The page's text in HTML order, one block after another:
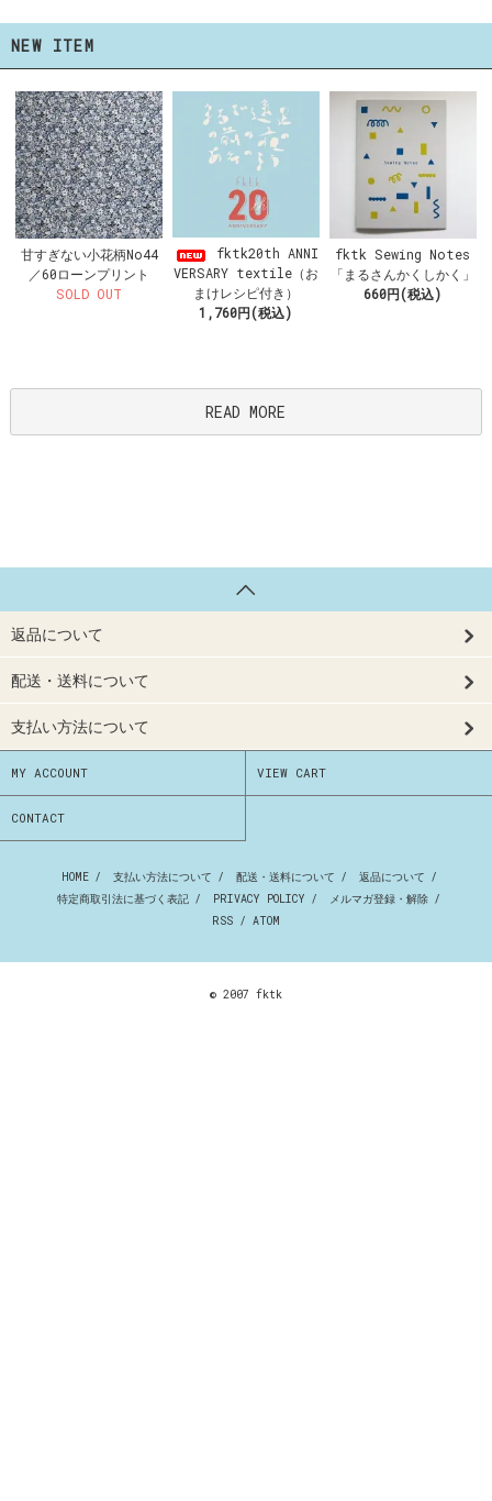
NEW ITEM
甘すぎない小花柄No44
／60ローンプリント
SOLD OUT
fktk20th ANNI
VERSARY textile（お
まけレシピ付き）
1,760円(税込)
fktk Sewing Notes
「まるさんかくしかく」
660円(税込)
READ MORE
返品について
配送・送料について
支払い方法について
MY ACCOUNT VIEW CART
CONTACT
HOME / 支払い方法について / 配送・送料について / 返品について /
特定商取引法に基づく表記 / PRIVACY POLICY / メルマガ登録・解除 /
RSS / ATOM
© 2007 fktk